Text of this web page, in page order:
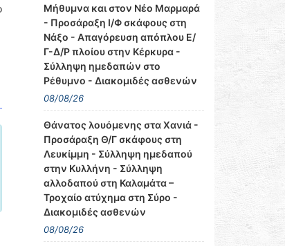
Μήθυμνα και στον Νέο Μαρμαρά
- Προσάραξη Ι/Φ σκάφους στη
Νάξο - Απαγόρευση απόπλου Ε/
Γ-Δ/Ρ πλοίου στην Κέρκυρα -
Σύλληψη ημεδαπών στο
Ρέθυμνο - Διακομιδές ασθενών
08/08/26
Θάνατος λουόμενης στα Χανιά -
Προσάραξη Θ/Γ σκάφους στη
Λευκίμμη - Σύλληψη ημεδαπού
στην Κυλλήνη - Σύλληψη
αλλοδαπού στη Καλαμάτα –
Τροχαίο ατύχημα στη Σύρο -
Διακομιδές ασθενών
08/08/26